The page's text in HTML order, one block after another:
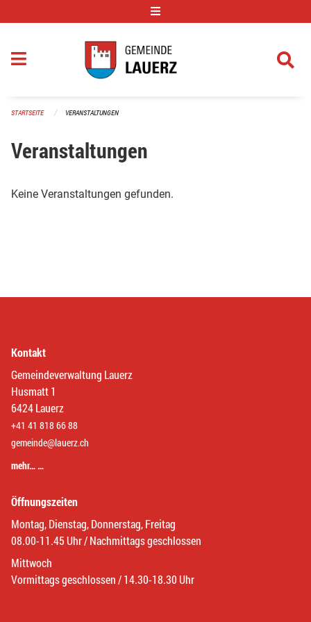
STARTSEITE VERANSTALTUNGEN
Veranstaltungen
Keine Veranstaltungen gefunden.
Kontakt
Gemeindeverwaltung Lauerz
Husmatt 1
6424 Lauerz
+41 41 818 66 88
gemeinde@lauerz.ch
mehr… …
Öffnungszeiten
Montag, Dienstag, Donnerstag, Freitag
08.00-11.45 Uhr / Nachmittags geschlossen
Mittwoch
Vormittags geschlossen / 14.30-18.30 Uhr